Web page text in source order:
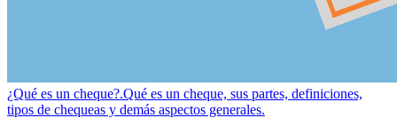
¿Qué es un cheque?.Qué es un cheque, sus partes, definiciones,
tipos de chequeas y demás aspectos generales.